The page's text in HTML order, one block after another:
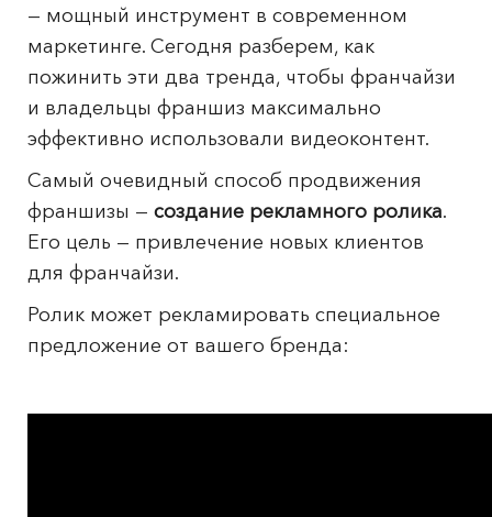
— мощный инструмент в современном
маркетинге. Сегодня разберем, как
пожинить эти два тренда, чтобы франчайзи
и владельцы франшиз максимально
эффективно использовали видеоконтент.
Самый очевидный способ продвижения
франшизы — создание рекламного ролика.
Его цель — привлечение новых клиентов
для франчайзи.
Ролик может рекламировать специальное
предложение от вашего бренда: